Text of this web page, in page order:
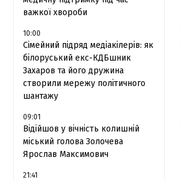
важкої хвороби
10:00
Сімейний підряд медіакілерів: як
білоруський екс-КДБшник
Захаров та його дружина
створили мережу політичного
шантажу
09:01
Відійшов у вічність колишній
міський голова Золочева
Ярослав Максимович
21:41